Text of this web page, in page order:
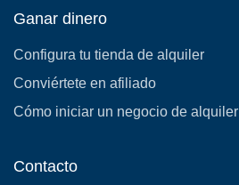
Ganar dinero
Configura tu tienda de alquiler
Conviértete en afiliado
Cómo iniciar un negocio de alquiler
Contacto